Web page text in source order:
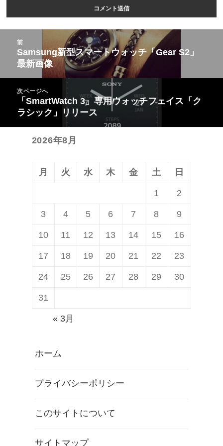
ビ
前
前
の
投
稿:
Samsung新型スマートウォッチ「Gear S2」
最新画像
次ページへ
次
の
「SmartWatch 3」専用ウォッチフェイス「ク
ラシック」リリース
2026年8月
月 火 水 木 金 土 日
1 2
3 4 5 6 7 8 9
10 11 12 13 14 15 16
17 18 19 20 21 22 23
24 25 26 27 28 29 30
31
« 3月
ホーム
プライバシーポリシー
このサイトについて
サイトマップ